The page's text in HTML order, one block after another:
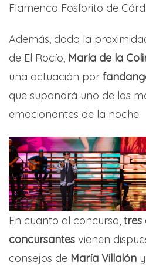
Flamenco Fosforito de
Además, dada la
de El Rocío, María de la
una actuación por
que supondrá uno de los
emocionantes de la noche.
En cuanto al concurso, tres
concursantes vienen
consejos de María Villalón